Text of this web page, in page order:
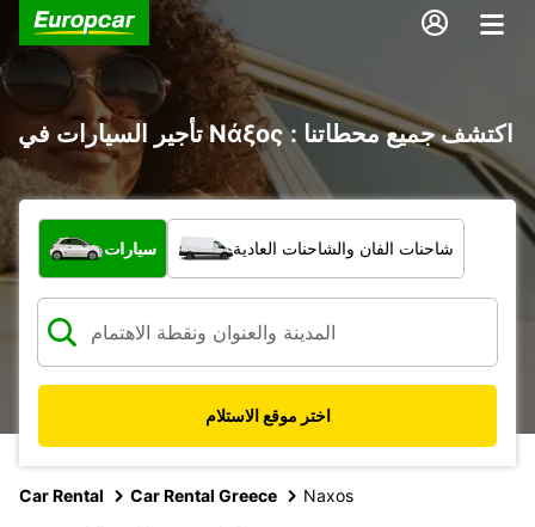
تأجير السيارات في Νάξος : اكتشف جميع محطاتنا
ما نوع المركبة؟
سيارات شاحنات الفان والشاحنات العادية
اختر موقع الاستلام
Car Rental Car Rental Greece Naxos